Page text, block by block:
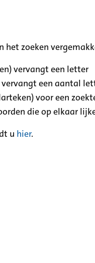
het zoeken
vervangt een letter
vervangt een aantal
voor een
die op elkaar
u hier.